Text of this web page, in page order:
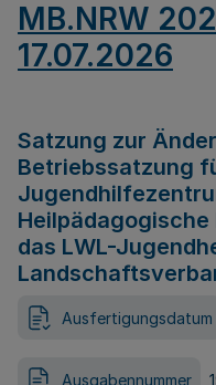
MB.NRW
17.07.2026
Satzung zur
Betriebssatzung
Heilpädagogische
das LWL-
Ausfertigungsdatum
Ausgabennummer